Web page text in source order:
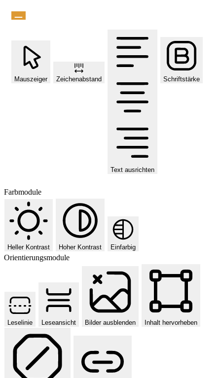
Mauszeiger Zeichenabstand
Text ausrichten
Schriftstärke
Farbmodule
Heller Kontrast Hoher Kontrast Einfarbig
Orientierungsmodule
Leselinie Leseansicht Bilder ausblenden Inhalt hervorheben